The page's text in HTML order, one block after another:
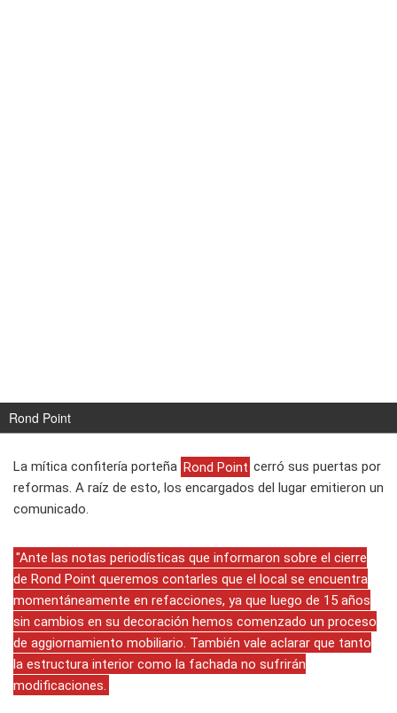
Rond Point
La mítica confitería porteña Rond Point cerró sus puertas por
reformas. A raíz de esto, los encargados del lugar emitieron un
comunicado.
"Ante las notas periodísticas que informaron sobre el cierre
de Rond Point queremos contarles que el local se encuentra
momentáneamente en refacciones, ya que luego de 15 años
sin cambios en su decoración hemos comenzado un proceso
de aggiornamiento mobiliario. También vale aclarar que tanto
la estructura interior como la fachada no sufrirán
modificaciones.